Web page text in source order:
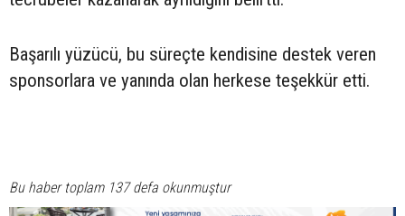
Başarılı yüzücü, bu süreçte kendisine destek veren
sponsorlara ve yanında olan herkese teşekkür etti.
Bu haber toplam 137 defa okunmuştur